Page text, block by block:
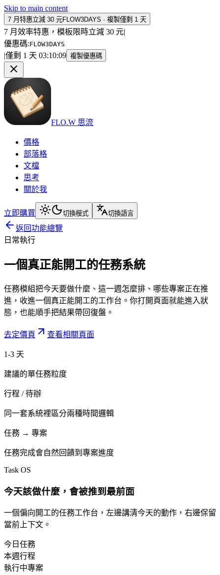
Skip to main content
7 月特惠立減 30 元FLOW3DAYS · 複製僅剩 1 天
7 月效率特惠，模板限時立減 30 元|
優惠碼:FLOW3DAYS
|僅剩 1 天 03:10:09 複製優惠碼
FLO.W 思流
價格
部落格
文檔
思考
關於我
立即購買 切換模式 切換語言
返回功能總覽
日常執行
一個真正能開工的任務系統
任務模組把今天要做什麼、這一週怎麼排、哪些專案正在推
進，收進一個真正能開工的工作台。你打開頁面就能進入狀
態，也能順手把結果帶回復盤。
去定價頁 查看相關頁面
1-3 天
建議的單任務粒度
行程 / 待辦
同一套系統裡區分兩種時間邏輯
任務 → 專案
任務完成會自然回饋到專案進度
Task OS
今天該做什麼，會被推到最前面
一個偏向開工的任務工作台，左邊講清今天的動作，右邊保留
當前上下文。
今日任務
本週行程
執行中專案